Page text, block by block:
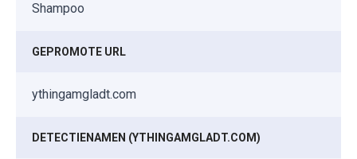
Shampoo
GEPROMOTE URL
ythingamgladt.com
DETECTIENAMEN (YTHINGAMGLADT.COM)